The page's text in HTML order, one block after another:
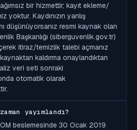
bir hizmettir; kayıt ekleme/
yoktur. Kaydınızın yanlış
düşünüyorsanız resmi kaynak olan
Başkanlığı (siberguvenlik.gov.tr)
itiraz/temizlik talebi açmanız
kaldırma onaylandıktan
veri seti sonraki
otomatik olarak
yayımlandı?
beslemesinde 30 Ocak 2019